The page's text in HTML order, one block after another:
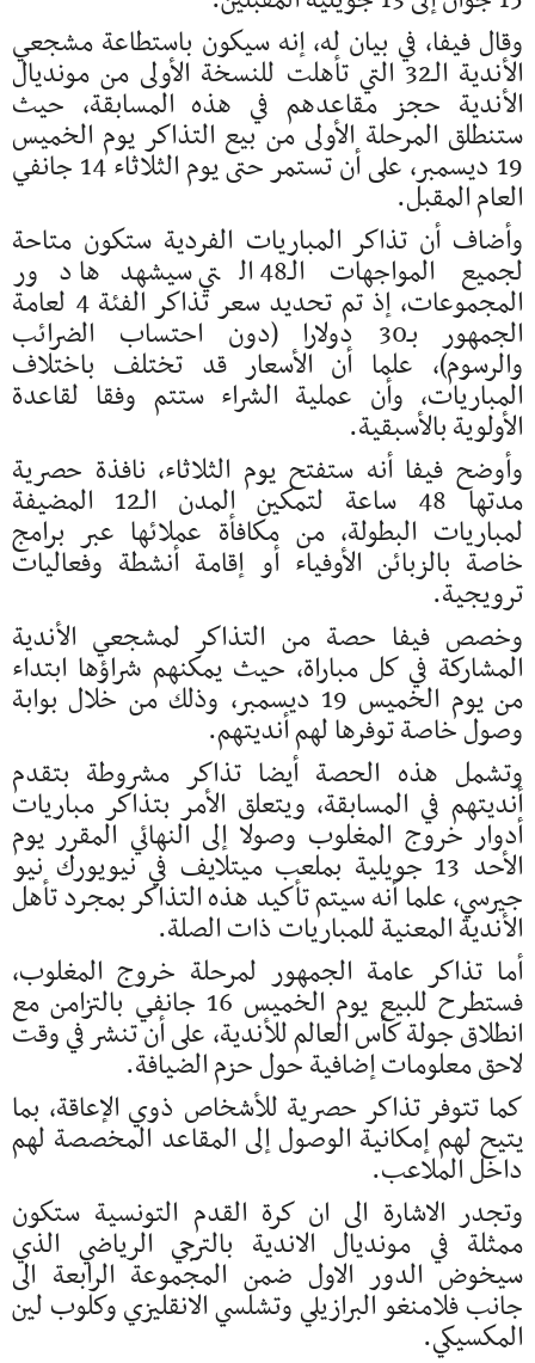
وقال فيفا، في بيان له، إنه سيكون باستطاعة مشجعي
الأندية الـ32 التي تأهلت للنسخة الأولى من مونديال
الأندية حجز مقاعدهم في هذه المسابقة، حيث
ستنطلق المرحلة الأولى من بيع التذاكر يوم الخميس
19 ديسمبر، على أن تستمر حتى يوم الثلاثاء 14 جانفي
العام المقبل.
وأضاف أن تذاكر المباريات الفردية ستكون متاحة
لجميع المواجهات الـ48 التي سيشهدها دور
المجموعات، إذ تم تحديد سعر تذاكر الفئة 4 لعامة
الجمهور بـ30 دولارا (دون احتساب الضرائب
والرسوم)، علما أن الأسعار قد تختلف باختلاف
المباريات، وأن عملية الشراء ستتم وفقا لقاعدة
الأولوية بالأسبقية.
وأوضح فيفا أنه ستفتح يوم الثلاثاء، نافذة حصرية
مدتها 48 ساعة لتمكين المدن الـ12 المضيفة
لمباريات البطولة، من مكافأة عملائها عبر برامج
خاصة بالزبائن الأوفياء أو إقامة أنشطة وفعاليات
ترويجية.
وخصص فيفا حصة من التذاكر لمشجعي الأندية
المشاركة في كل مباراة، حيث يمكنهم شراؤها ابتداء
من يوم الخميس 19 ديسمبر، وذلك من خلال بوابة
وصول خاصة توفرها لهم أنديتهم.
وتشمل هذه الحصة أيضا تذاكر مشروطة بتقدم
أنديتهم في المسابقة، ويتعلق الأمر بتذاكر مباريات
أدوار خروج المغلوب وصولا إلى النهائي المقرر يوم
الأحد 13 جويلية بملعب ميتلايف في نيويورك نيو
جيرسي، علما أنه سيتم تأكيد هذه التذاكر بمجرد تأهل
الأندية المعنية للمباريات ذات الصلة.
أما تذاكر عامة الجمهور لمرحلة خروج المغلوب،
فستطرح للبيع يوم الخميس 16 جانفي بالتزامن مع
انطلاق جولة كأس العالم للأندية، على أن تنشر في وقت
لاحق معلومات إضافية حول حزم الضيافة.
كما تتوفر تذاكر حصرية للأشخاص ذوي الإعاقة، بما
يتيح لهم إمكانية الوصول إلى المقاعد المخصصة لهم
داخل الملاعب.
وتجدر الاشارة الى ان كرة القدم التونسية ستكون
ممثلة في مونديال الاندية بالترجي الرياضي الذي
سيخوض الدور الاول ضمن المجموعة الرابعة الى
جانب فلامنغو البرازيلي وتشلسي الانقليزي وكلوب لين
المكسيكي.